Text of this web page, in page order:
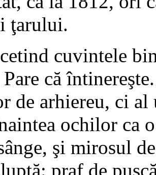
ţarului.
cuvintele
că
de arhiereu, ci
ochilor ca
şi mirosul
praf de